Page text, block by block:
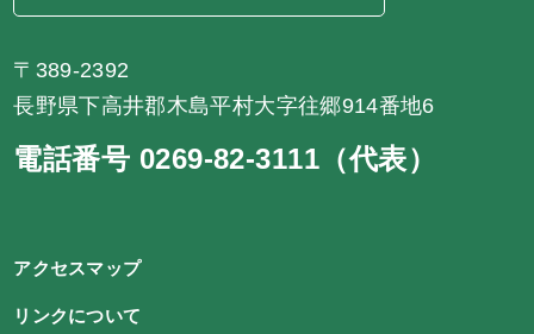
〒389-2392
長野県下高井郡木島平村大字往郷914番地6
電話番号 0269-82-3111（代表）
アクセスマップ
リンクについて